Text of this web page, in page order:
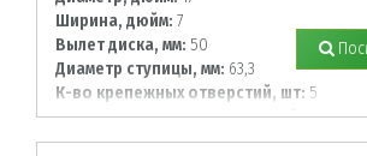
Ширина, дюйм: 7
Вылет диска, мм: 50
Диаметр ступицы, мм: 63,3
К-во крепежных отверстий, шт: 5
Диаметр располож. отверстий, мм:
108